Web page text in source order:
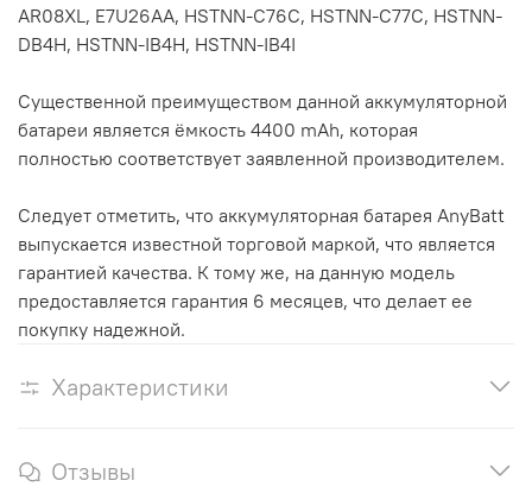
AR08XL, E7U26AA, HSTNN-C76C, HSTNN-C77C, HSTNN-
DB4H, HSTNN-IB4H, HSTNN-IB4I
Существенной преимуществом данной аккумуляторной
батареи является ёмкость 4400 mAh, которая
полностью соответствует заявленной производителем.
Следует отметить, что аккумуляторная батарея AnyBatt
выпускается известной торговой маркой, что является
гарантией качества. К тому же, на данную модель
предоставляется гарантия 6 месяцев, что делает ее
покупку надежной.
Характеристики
Отзывы